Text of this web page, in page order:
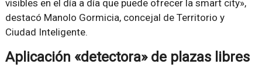
visibles en el día a día que puede ofrecer la smart city»,
destacó Manolo Gormicia, concejal de Territorio y
Ciudad Inteligente.
Aplicación «detectora» de plazas libres